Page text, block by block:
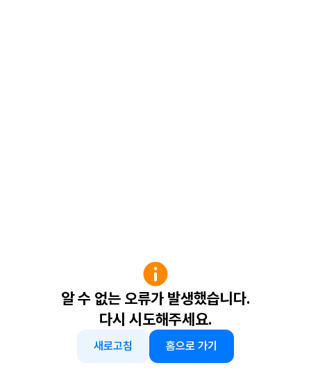
알 수 없는 오류가 발생했습니다.
다시 시도해주세요.
새로고침 홈으로 가기